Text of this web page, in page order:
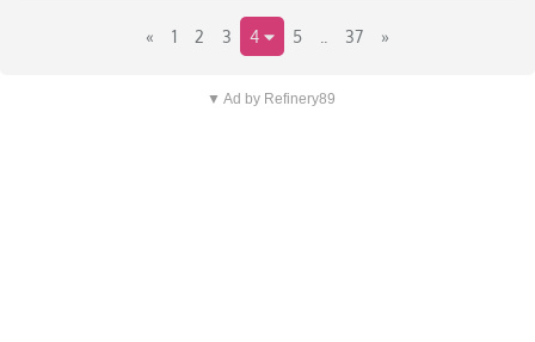
« 1 2 3 4 5 37 »
▼ Ad by Refinery89